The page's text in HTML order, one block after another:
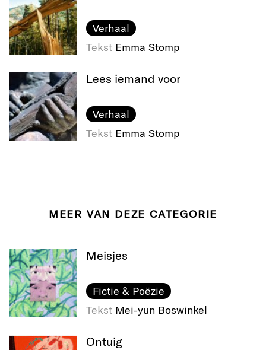
Verhaal
Tekst Emma Stomp
Lees iemand voor
Verhaal
Tekst Emma Stomp
MEER VAN DEZE CATEGORIE
Meisjes
Fictie & Poëzie
Tekst Mei-yun Boswinkel
Ontuig